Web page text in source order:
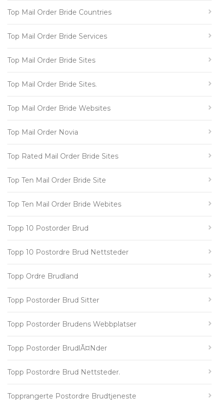
Top Mail Order Bride Countries
Top Mail Order Bride Services
Top Mail Order Bride Sites
Top Mail Order Bride Sites.
Top Mail Order Bride Websites
Top Mail Order Novia
Top Rated Mail Order Bride Sites
Top Ten Mail Order Bride Site
Top Ten Mail Order Bride Webites
Topp 10 Postorder Brud
Topp 10 Postordre Brud Nettsteder
Topp Ordre Brudland
Topp Postorder Brud Sitter
Topp Postorder Brudens Webbplatser
Topp Postorder BrudlÃ¤nder
Topp Postordre Brud Nettsteder.
Topprangerte Postordre Brudtjeneste